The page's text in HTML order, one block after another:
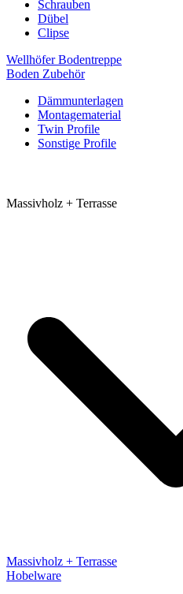
Schrauben
Dübel
Clipse
Wellhöfer Bodentreppe
Boden Zubehör
Dämmunterlagen
Montagematerial
Twin Profile
Sonstige Profile
Massivholz + Terrasse
Massivholz + Terrasse
Hobelware